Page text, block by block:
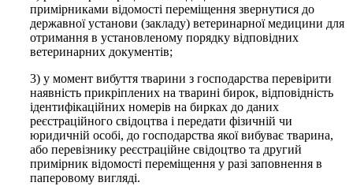
примірниками відомості переміщення звернутися до
державної установи (закладу) ветеринарної медицини для
отримання в установленому порядку відповідних
ветеринарних документів;
3) у момент вибуття тварини з господарства перевірити
наявність прикріплених на тварині бирок, відповідність
ідентифікаційних номерів на бирках до даних
реєстраційного свідоцтва і передати фізичній чи
юридичній особі, до господарства якої вибуває тварина,
або перевізнику реєстраційне свідоцтво та другий
примірник відомості переміщення у разі заповнення в
паперовому вигляді.